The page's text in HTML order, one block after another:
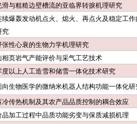
滑与粗糙边壁槽流的亚临界转捩机理研究
续爆轰发动机点火、熄火、再点火及稳定工
究
张性心衰的生物力学机理研究
相页岩气产能评价与采气工艺技术
度以上人工造雪和储雪一体化技术研究
向生物医学的微纳米机器人结构功能一体化研
冷传热机制及其农产品品质控制的耦合效应
品加工过程中品质功能劣变与保质减损机理